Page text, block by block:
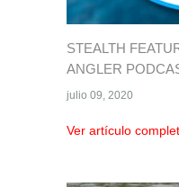
STEALTH
ANGLER
julio 09, 2020
Ver artículo